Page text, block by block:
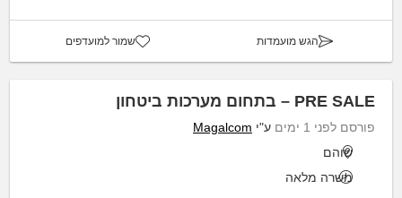
הגש מועמדות שמור למועדפים
PRE SALE – בתחום מערכות ביטחון
פורסם לפני 1 ימים ע"י Magalcom
שוהם
משרה מלאה